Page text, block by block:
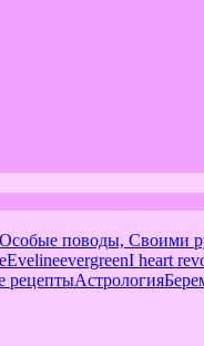
поводы, Своими
EvelineevergreenI heart
рецептыАстрология